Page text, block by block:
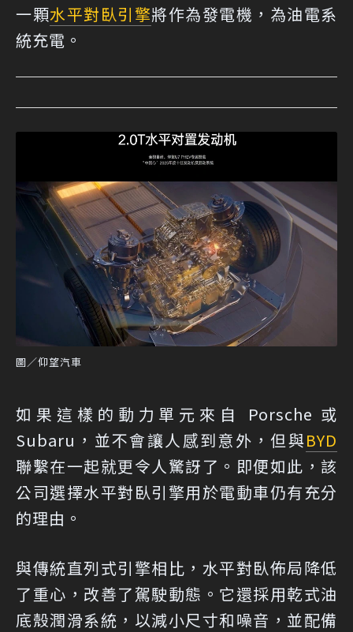
一顆水平對臥引擎將作為發電機，為油電系
統充電。
圖／仰望汽車
如果這樣的動力單元來自 Porsche 或
Subaru，並不會讓人感到意外，但與BYD
聯繫在一起就更令人驚訝了。即便如此，該
公司選擇水平對臥引擎用於電動車仍有充分
的理由。
與傳統直列式引擎相比，水平對臥佈局降低
了重心，改善了駕駛動態。它還採用乾式油
底殼潤滑系統，以減小尺寸和噪音，並配備